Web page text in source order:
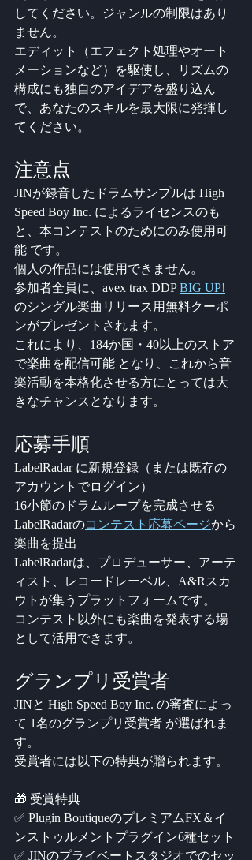
してください。ジャンルの制限はあり
ません。
エディット（エフェクト処理やオート
メーションなど）を駆使し、リズムの
構成にも独自のアイデアを盛り込ん
で、あなたのスキルを最大限に発揮し
てください。
注意点
JINが録音したドラムサンプルは High
Speed Boy Inc. によるライセンスのも
と、本コンテストのためにのみ使用可
能 です。
個人の作品には使用できません。
参加者全員に、avex trax DDP BIG UP!
のシングル楽曲リリース用無料クーポ
ンがプレゼントされます。
これにより、184か国・40以上のストア
で楽曲を配信可能 となり、これから音
楽活動を本格化させる方にとっては大
きなチャンスとなります。
応募手順
LabelRadar に新規登録（または既存の
アカウントでログイン）
16小節のドラムループを完成させる
LabelRadarのコンテスト応募ページから
楽曲を提出
LabelRadarは、プロデューサー、アーテ
ィスト、レコードレーベル、A&Rスカ
ウトが集うプラットフォームです。
コンテスト以外にも楽曲を発表する場
として活用できます。
グランプリ受賞者
JINと High Speed Boy Inc. の審査によっ
て 1名のグランプリ受賞者 が選ばれま
す。
受賞者には以下の特典が贈られます。
🎁 受賞特典
✅ Plugin BoutiqueのプレミアムFX＆イ
ンストゥルメントプラグイン6種セット
✅ JINのプライベートスタジオでのセッ